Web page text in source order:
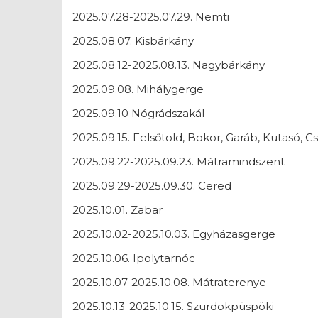
2025.07.28-2025.07.29. Nemti
2025.08.07. Kisbárkány
2025.08.12-2025.08.13. Nagybárkány
2025.09.08. Mihálygerge
2025.09.10 Nógrádszakál
2025.09.15. Felsőtold, Bokor, Garáb, Kutasó,
2025.09.22-2025.09.23. Mátramindszent
2025.09.29-2025.09.30. Cered
2025.10.01. Zabar
2025.10.02-2025.10.03. Egyházasgerge
2025.10.06. Ipolytarnóc
2025.10.07-2025.10.08. Mátraterenye
2025.10.13-2025.10.15. Szurdokpüspöki